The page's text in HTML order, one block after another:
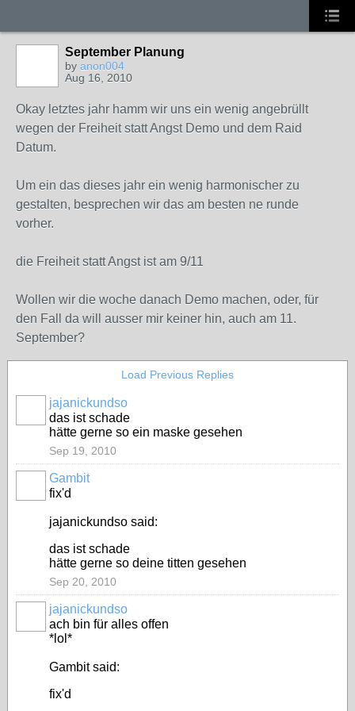
September Planung
by anon004
Aug 16, 2010
Okay letztes jahr hamm wir uns ein wenig angebrüllt
wegen der Freiheit statt Angst Demo und dem Raid
Datum.
Um ein das dieses jahr ein wenig harmonischer zu
gestalten, besprechen wir das am besten ne runde
vorher.
die Freiheit statt Angst ist am 9/11
Wollen wir die woche danach Demo machen, oder, für
den Fall da will ausser mir keiner hin, auch am 11.
September?
Load Previous Replies
jajanickundso
das ist schade
hätte gerne so ein maske gesehen
Sep 19, 2010
Gambit
fix'd
jajanickundso said:
das ist schade
hätte gerne so deine titten gesehen
Sep 20, 2010
jajanickundso
ach bin für alles offen
*lol*
Gambit said:
fix'd